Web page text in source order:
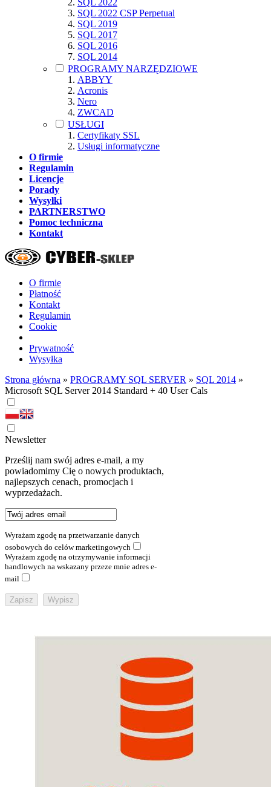
SQL 2022
SQL 2022 CSP Perpetual
SQL 2019
SQL 2017
SQL 2016
SQL 2014
PROGRAMY NARZĘDZIOWE
ABBYY
Acronis
Nero
ZWCAD
USŁUGI
Certyfikaty SSL
Usługi informatyczne
O firmie
Regulamin
Licencje
Porady
Wysyłki
PARTNERSTWO
Pomoc techniczna
Kontakt
O firmie
Płatność
Kontakt
Regulamin
Cookie
Prywatność
Wysyłka
Strona główna » PROGRAMY SQL SERVER » SQL 2014 »
Microsoft SQL Server 2014 Standard + 40 User Cals
Newsletter
Prześlij nam swój adres e-mail, a my
powiadomimy Cię o nowych produktach,
najlepszych cenach, promocjach i
wyprzedażach.
Wyrażam zgodę na przetwarzanie danych
osobowych do celów marketingowych
Wyrażam zgodę na otrzymywanie informacji
handlowych na wskazany przeze mnie adres e-
mail